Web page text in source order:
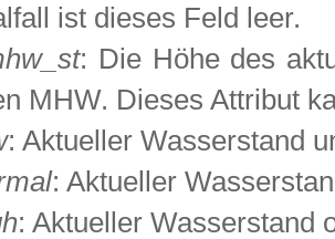
ist dieses Feld leer.
: Die Höhe des
MHW. Dieses Attribut
: Aktueller Wasserstand
: Aktueller
: Aktueller Wasserstand